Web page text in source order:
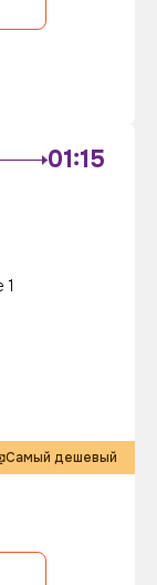
01:15
1
Самый дешевый